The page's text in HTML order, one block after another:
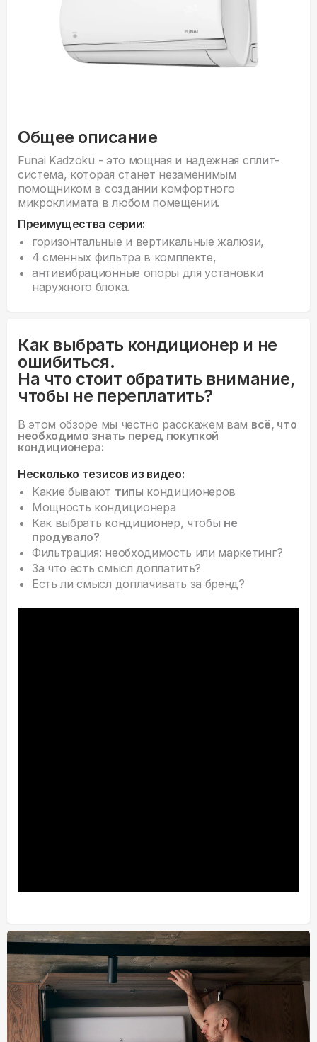
Общее описание
Funai Kadzoku - это мощная и надежная сплит-
система, которая станет незаменимым
помощником в создании комфортного
микроклимата в любом помещении.
Преимущества серии:
горизонтальные и вертикальные жалюзи,
4 сменных фильтра в комплекте,
антивибрационные опоры для установки
наружного блока.
Как выбрать кондиционер и не
ошибиться.
На что стоит обратить внимание,
чтобы не переплатить?
В этом обзоре мы честно расскажем вам всё, что
необходимо знать перед покупкой
кондиционера:
Несколько тезисов из видео:
Какие бывают типы кондиционеров
Мощность кондиционера
Как выбрать кондиционер, чтобы не
продувало?
Фильтрация: необходимость или маркетинг?
За что есть смысл доплатить?
Есть ли смысл доплачивать за бренд?